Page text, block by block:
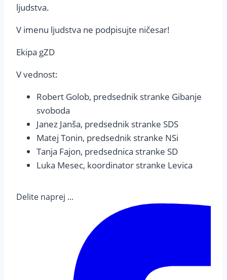
ljudstva.
V imenu ljudstva ne podpisujte ničesar!
Ekipa gZD
V vednost:
Robert Golob, predsednik stranke Gibanje
svoboda
Janez Janša, predsednik stranke SDS
Matej Tonin, predsednik stranke NSi
Tanja Fajon, predsednica stranke SD
Luka Mesec, koordinator stranke Levica
Delite naprej ...